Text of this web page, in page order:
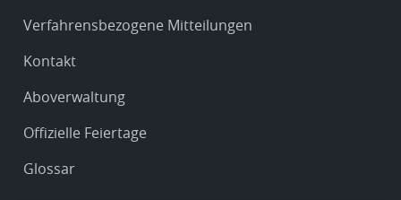
Verfahrensbezogene Mitteilungen
Kontakt
Aboverwaltung
Offizielle Feiertage
Glossar